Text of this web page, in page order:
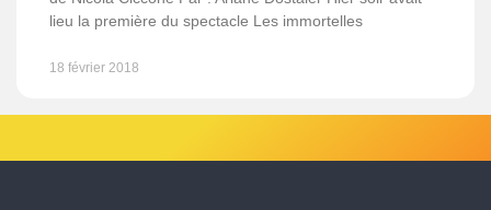
lieu la première du spectacle Les immortelles
18 février 2018